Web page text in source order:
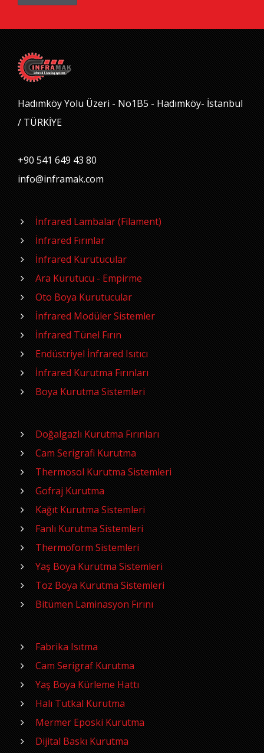
Hadımköy Yolu Üzeri - No1B5 - Hadımköy- İstanbul
/ TÜRKİYE
+90 541 649 43 80
info@inframak.com
İnfrared Lambalar (Filament)
İnfrared Fırınlar
İnfrared Kurutucular
Ara Kurutucu - Empirme
Oto Boya Kurutucular
İnfrared Modüler Sistemler
İnfrared Tünel Fırın
Endüstriyel İnfrared Isıtıcı
İnfrared Kurutma Fırınları
Boya Kurutma Sistemleri
Doğalgazlı Kurutma Fırınları
Cam Serigrafi Kurutma
Thermosol Kurutma Sistemleri
Gofraj Kurutma
Kağıt Kurutma Sistemleri
Fanlı Kurutma Sistemleri
Thermoform Sistemleri
Yaş Boya Kurutma Sistemleri
Toz Boya Kurutma Sistemleri
Bitümen Laminasyon Fırını
Fabrika Isıtma
Cam Serigraf Kurutma
Yaş Boya Kürleme Hattı
Halı Tutkal Kurutma
Mermer Eposki Kurutma
Dijital Baskı Kurutma